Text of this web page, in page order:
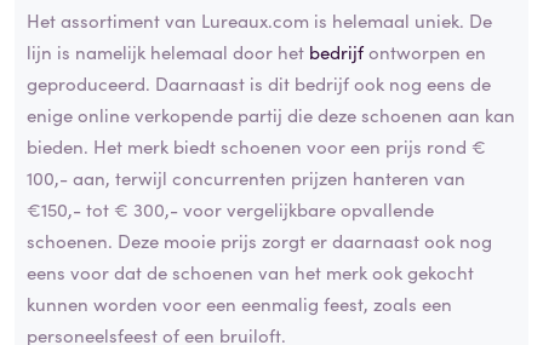
Het assortiment van Lureaux.com is helemaal uniek. De
lijn is namelijk helemaal door het bedrijfontworpen en
geproduceerd. Daarnaast is dit bedrijf ook nog eens de
enige online verkopende partij die deze schoenen aan kan
bieden. Het merk biedt schoenen voor een prijs rond €
100,- aan, terwijl concurrenten prijzen hanteren van
€150,- tot € 300,- voor vergelijkbare opvallende
schoenen. Deze mooie prijs zorgt er daarnaast ook nog
eens voor dat de schoenen van het merk ook gekocht
kunnen worden voor een eenmalig feest, zoals een
personeelsfeest of een bruiloft.